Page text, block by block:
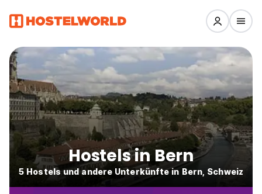
Hostels in Bern
5 Hostels und andere Unterkünfte in Bern, Schweiz